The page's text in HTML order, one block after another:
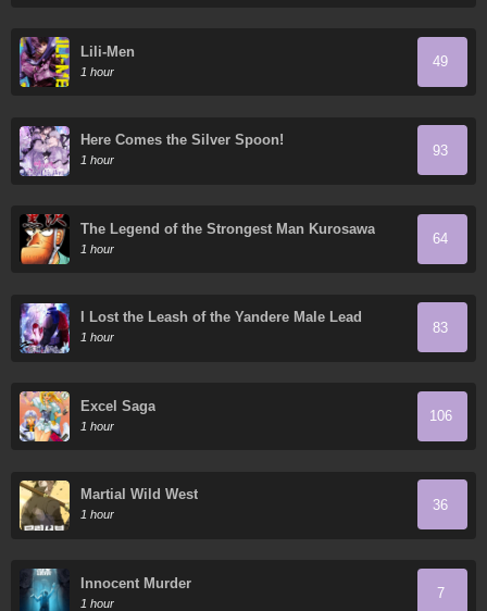
Lili-Men
1 hour
49
Here Comes the Silver Spoon!
1 hour
93
The Legend of the Strongest Man Kurosawa
1 hour
64
I Lost the Leash of the Yandere Male Lead
1 hour
83
Excel Saga
1 hour
106
Martial Wild West
1 hour
36
Innocent Murder
1 hour
7